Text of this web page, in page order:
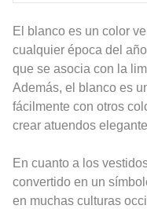
El blanco es un color
cualquier época del
que se asocia con la
Además, el blanco es
fácilmente con otros
crear atuendos
En cuanto a los
convertido en un
en muchas culturas